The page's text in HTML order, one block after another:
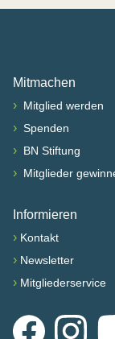
Mitmachen
› Mitglied werden
› Spenden
› BN Stiftung
› Mitglieder
Informieren
› Kontakt
› Newsletter
› Mitgliederservice
FacebookInstagram